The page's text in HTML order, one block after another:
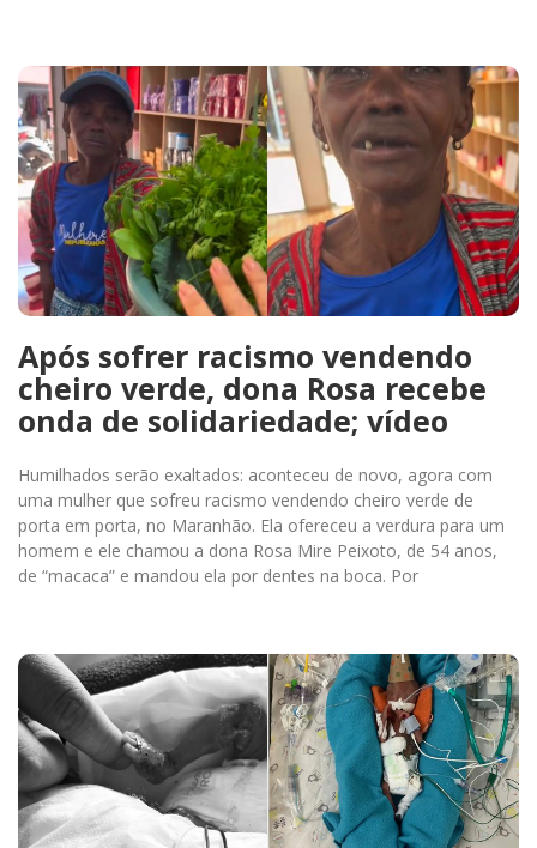
Após sofrer racismo vendendo
cheiro verde, dona Rosa recebe
onda de solidariedade; vídeo
Humilhados serão exaltados: aconteceu de novo, agora com
uma mulher que sofreu racismo vendendo cheiro verde de
porta em porta, no Maranhão. Ela ofereceu a verdura para um
homem e ele chamou a dona Rosa Mire Peixoto, de 54 anos,
de “macaca” e mandou ela por dentes na boca. Por